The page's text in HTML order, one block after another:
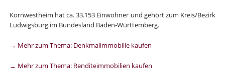
Kornwestheim hat ca. 33.153 Einwohner und gehört zum Kreis/Bezirk
Ludwigsburg im Bundesland Baden-Württemberg.
→ Mehr zum Thema: Denkmalimmobilie kaufen
→ Mehr zum Thema: Renditeimmobilien kaufen